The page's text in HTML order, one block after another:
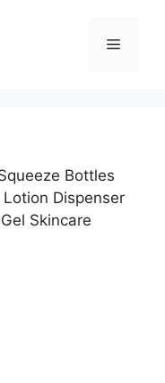
メ
ー
Bottles
Dispenser
Skincare